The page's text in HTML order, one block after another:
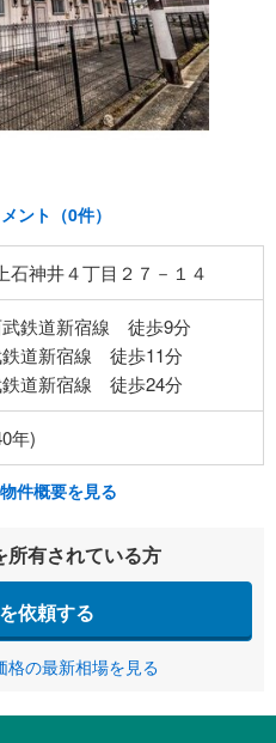
ント（0件）
石神井４丁目２７－１４
鉄道新宿線 徒歩9分
道新宿線 徒歩11分
道新宿線 徒歩24分
年)
件概要を見る
所有されている方
依頼する
格の最新相場を見る